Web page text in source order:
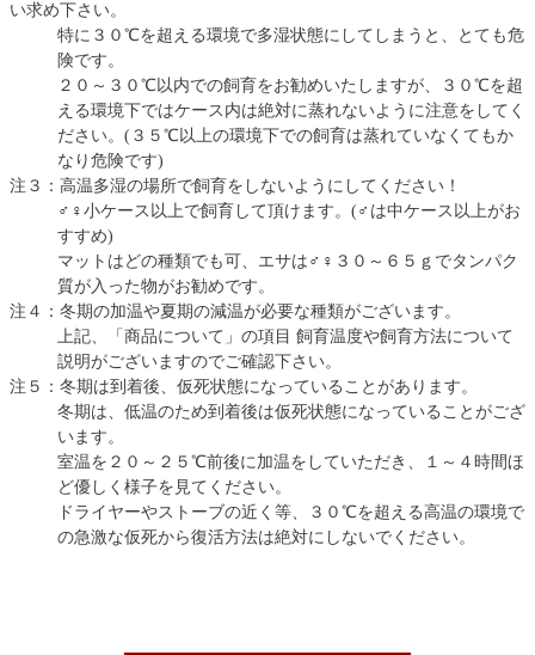
い求め下さい。
特に３０℃を超える環境で多湿状態にしてしまうと、とても危
険です。
２０～３０℃以内での飼育をお勧めいたしますが、３０℃を超
える環境下ではケース内は絶対に蒸れないように注意をしてく
ださい。(３５℃以上の環境下での飼育は蒸れていなくてもか
なり危険です)
注３：高温多湿の場所で飼育をしないようにしてください！
♂♀小ケース以上で飼育して頂けます。(♂は中ケース以上がお
すすめ)
マットはどの種類でも可、エサは♂♀３０～６５ｇでタンパク
質が入った物がお勧めです。
注４：冬期の加温や夏期の減温が必要な種類がございます。
上記、「商品について」の項目 飼育温度や飼育方法について
説明がございますのでご確認下さい。
注５：冬期は到着後、仮死状態になっていることがあります。
冬期は、低温のため到着後は仮死状態になっていることがござ
います。
室温を２０～２５℃前後に加温をしていただき、１～４時間ほ
ど優しく様子を見てください。
ドライヤーやストーブの近く等、３０℃を超える高温の環境で
の急激な仮死から復活方法は絶対にしないでください。